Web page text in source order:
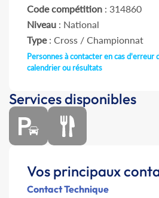
Code compétition : 314860
Niveau : National
Type: Cross / Championnat
Personnes à contacter en cas d'erreur
calendrier ou résultats
Services disponibles
Vos principaux
Contact Technique